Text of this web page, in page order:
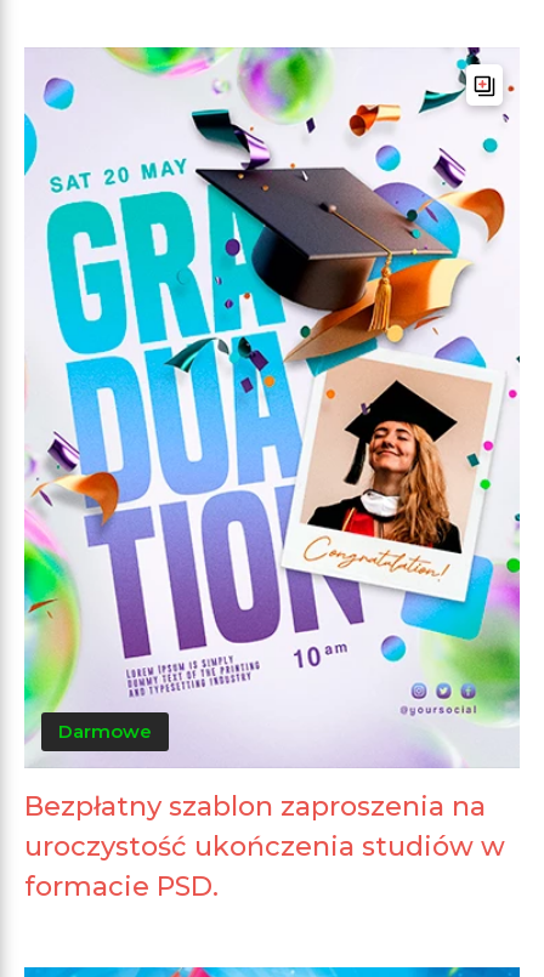
Darmowe
Bezpłatny szablon zaproszenia na
uroczystość ukończenia studiów w
formacie PSD.